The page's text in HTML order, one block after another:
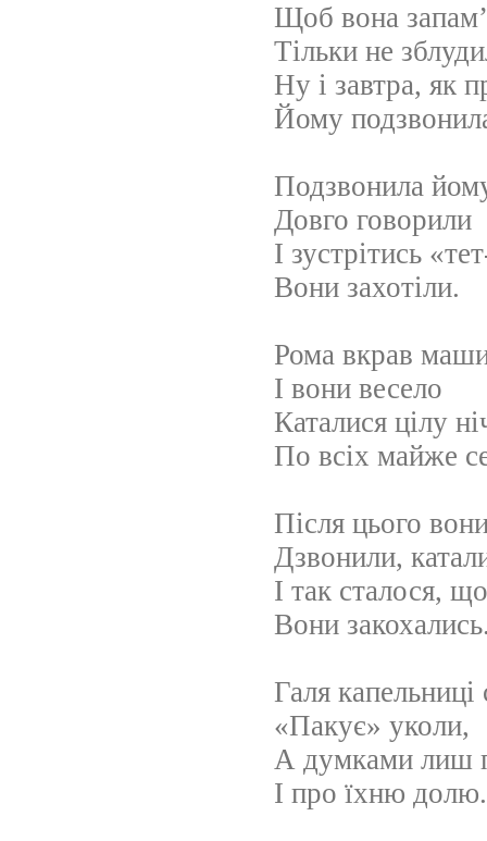
Щоб вона
Тільки не
Ну і завтра, як
Йому
Подзвонила
Довго говорили
І зустрітись
Вони захотіли.
Рома вкрав
І вони весело
Каталися цілу
По всіх майже
Після цього
Дзвонили,
І так сталося,
Вони
Галя капельниці
«Пакує» уколи,
А думками лиш
І про їхню долю.